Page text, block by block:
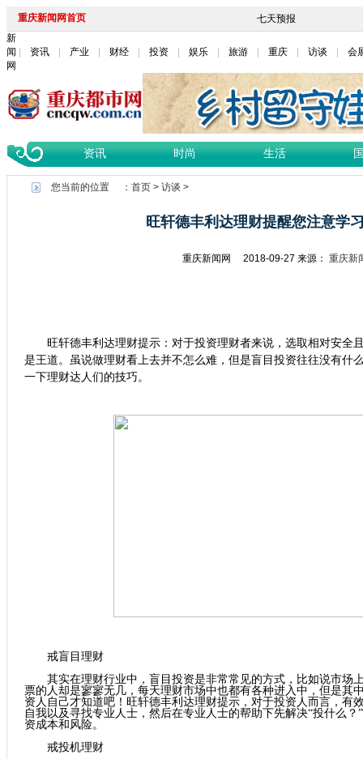
重庆新闻网首页
新
闻
网
资讯 产业 财经 投资 娱乐 旅游 重庆 访谈 会
资讯 时尚 生活
您当前的位置 ： 首页> 访谈 >
旺轩德丰利达理财提醒您注意学
重庆新闻网 2018-09-27 来源： 重庆新
旺轩德丰利达理财提示：对于投资理财者来说，选取相对安全
是王道。虽说做理财看上去并不怎么难，但是盲目投资往往没有什
一下理财达人们的技巧。
戒盲目理财
其实在理财行业中，盲目投资是非常常见的方式，比如说市场
票的人却是寥寥无几，每天理财市场中也都有各种进入中，但是其
资人自己才知道吧！旺轩德丰利达理财提示，对于投资人而言，有
自我以及寻找专业人士，然后在专业人士的帮助下先解决“投什么？
资成本和风险。
戒投机理财